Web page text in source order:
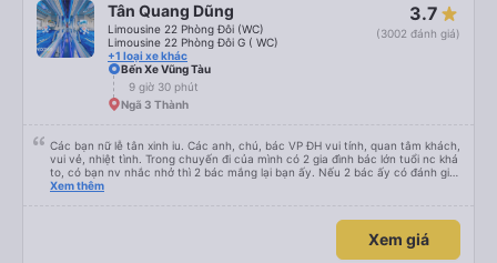
Tân Quang Dũng
Limousine 22 Phòng Đôi (WC)
Limousine 22 Phòng Đôi G ( WC)
+1 loại xe khác
3.7
(3002 đánh giá)
Bến Xe Vũng Tàu
9 giờ 30 phút
Ngã 3 Thành
Các bạn nữ lễ tân xinh iu. Các anh, chú, bác VP ĐH vui tính, quan tâm khách,
vui vẻ, nhiệt tình. Trong chuyến đi của mình có 2 gia đình bác lớn tuổi nc khá
to, có bạn nv nhắc nhở thì 2 bác mắng lại bạn ấy. Nếu 2 bác ấy có đánh giá
xấu thì mình ngược lại nha. Bạn ấy nhắc nhở rất đúng. 2 bác nói rất to. To
bạn ấy nha. Nếu bạn ấy bị trừ thì bảo bạn ấy liên hệ sđt của mình, mình hỗ
trợ ạ. Số mình đuôi 666, chuyến ĐH-NT ngày 16/1. À các bạn nữ lễ tân xinh
iu còn đổi cho mình phòng đơn sang đôi xong còn note là (một mình) yêu
Xem thêm
Xem giá